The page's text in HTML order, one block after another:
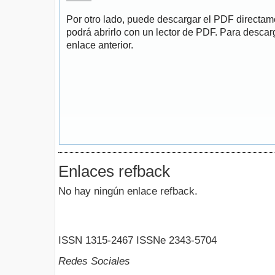
Por otro lado, puede descargar el PDF
podrá abrirlo con un lector de PDF. Para
enlace anterior.
Enlaces refback
No hay ningún enlace refback.
ISSN 1315-2467 ISSNe 2343-5704
Redes Sociales